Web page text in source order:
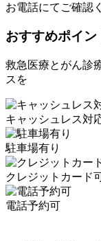
お電話にてご確認
おすすめポイン
救急医療とがん診
スを
キャッシュレス対
駐車場有り
クレジットカード
電話予約可